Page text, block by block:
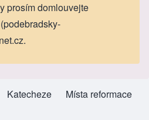
prosím domlouvejte
tab)
Katecheze
(opens in new tab)Místa reformace
(opens in new tab)